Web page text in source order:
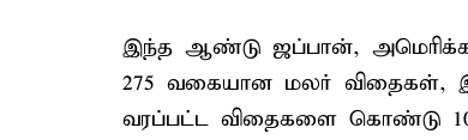
இந்த ஆண்டு ஜப்பான்,
275 வகையான மலர் விதைகள்,
வரப்பட்ட விதைகளை கொண்டு